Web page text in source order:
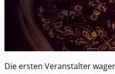
Die ersten Veranstalter